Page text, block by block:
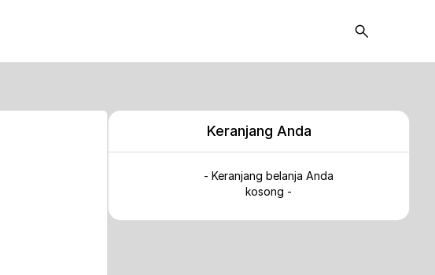
Keranjang Anda
- Keranjang belanja Anda
kosong -